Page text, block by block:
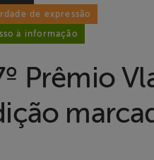
de expressão
à informação
Prêmio